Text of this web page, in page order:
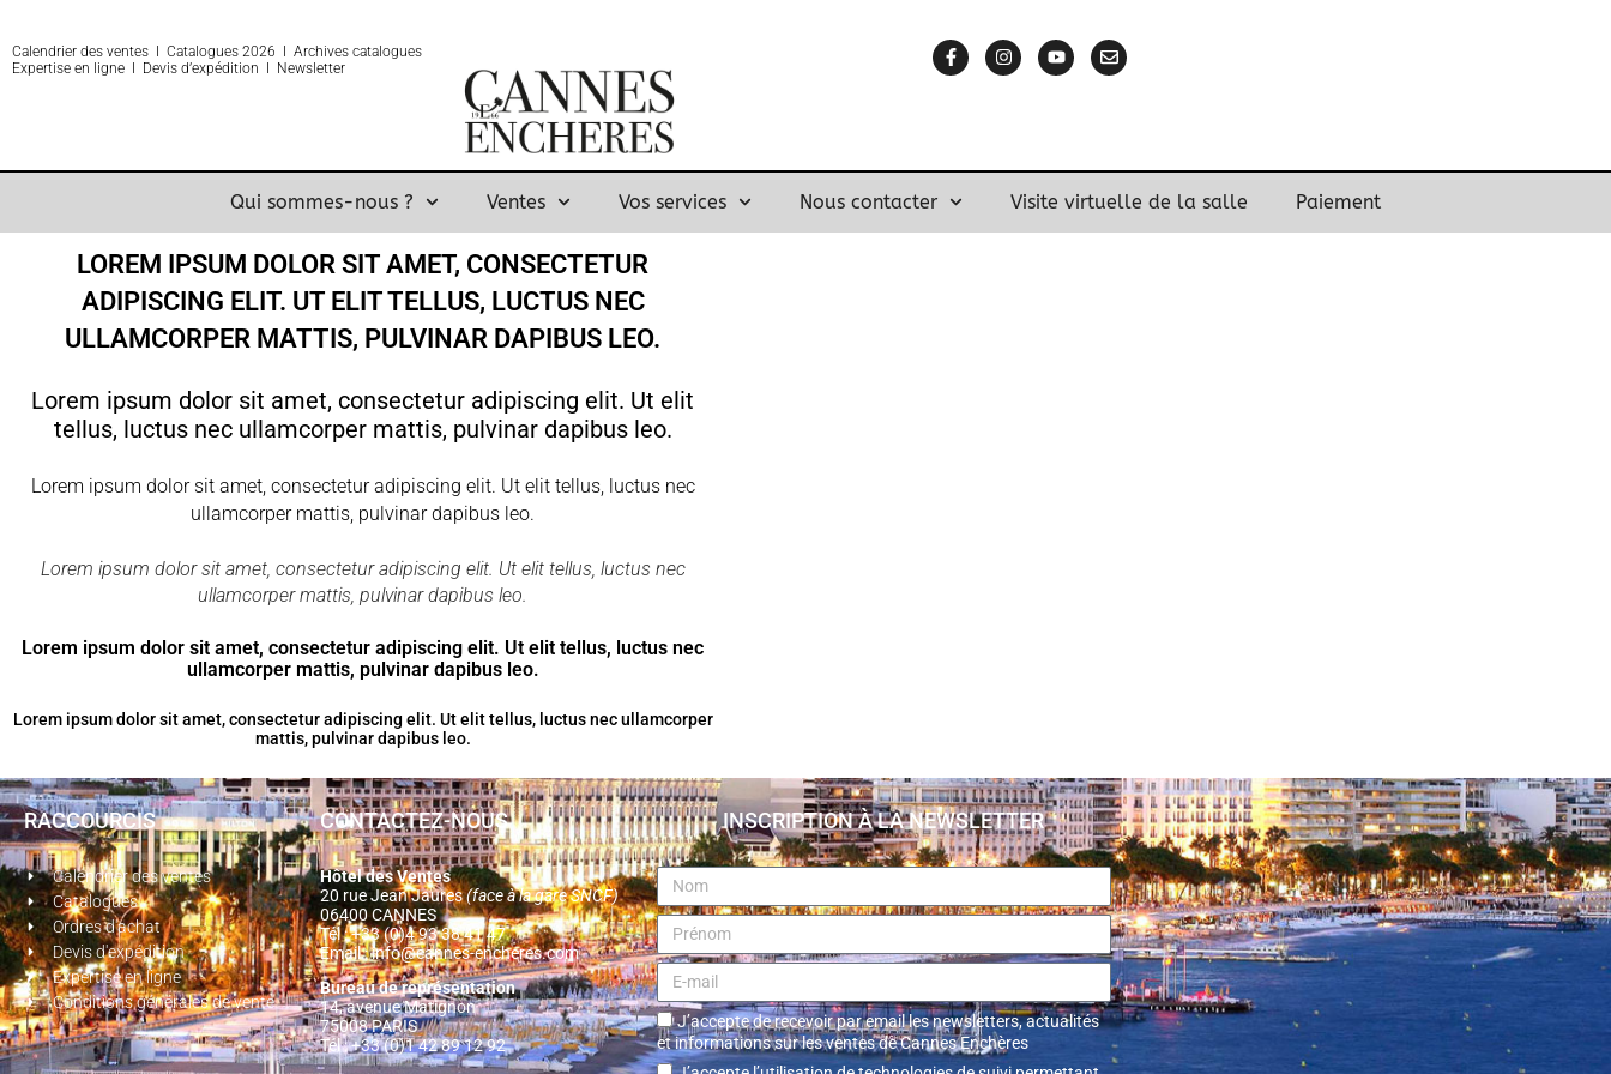
Calendrier des ventes Catalogues 2026
Archives catalogues
Expertise en ligne Ι Devis d’expédition Newsletter
Qui sommes-nous ? Ventes Vos services Nous contacter Visite virtuelle de la salle Paiement
LOREM IPSUM DOLOR SIT AMET, CONSECTETUR
ADIPISCING ELIT. UT ELIT TELLUS, LUCTUS NEC
ULLAMCORPER MATTIS, PULVINAR DAPIBUS LEO.
Lorem ipsum dolor sit amet, consectetur adipiscing elit. Ut elit
tellus, luctus nec ullamcorper mattis, pulvinar dapibus leo.
Lorem ipsum dolor sit amet, consectetur adipiscing elit. Ut elit tellus, luctus nec
ullamcorper mattis, pulvinar dapibus leo.
Lorem ipsum dolor sit amet, consectetur adipiscing elit. Ut elit tellus, luctus nec
ullamcorper mattis, pulvinar dapibus leo.
Lorem ipsum dolor sit amet, consectetur adipiscing elit. Ut elit tellus, luctus nec
ullamcorper mattis, pulvinar dapibus leo.
Lorem ipsum dolor sit amet, consectetur adipiscing elit. Ut elit tellus, luctus nec ullamcorper
mattis, pulvinar dapibus leo.
RACCOURCIS
Calendrier des ventes
Catalogues
Ordres d'achat
Devis d'expédition
Expertise en ligne
Conditions générales de vente
CONTACTEZ-NOUS
Hôtel des Ventes
20 rue Jean Jaures(face à la gare SNCF)
06400 CANNES
Tél : +33 (0)4 93 38 41 47
Email :info@cannes-encheres.com
Bureau de représentation
14, avenue Matignon
75008 PARIS
Tél : +33 (0)1 42 89 12 92
INSCRIPTION À LA NEWSLETTER
J’accepte de recevoir par email les newsletters, actualités
et informations sur les ventes de Cannes Enchères